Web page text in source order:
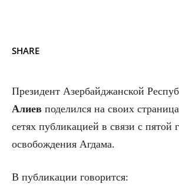
SHARE
Президент Азербайджанской
Алиев поделился на своих
сетях публикацией в связи с пятой
освобождения Агдама.
В публикации говорится: